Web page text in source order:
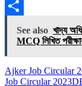
Copy
Link
Share
See also খাদ্য
MCQ লিখিত
Ajker Job Circular
Job Circular 2023